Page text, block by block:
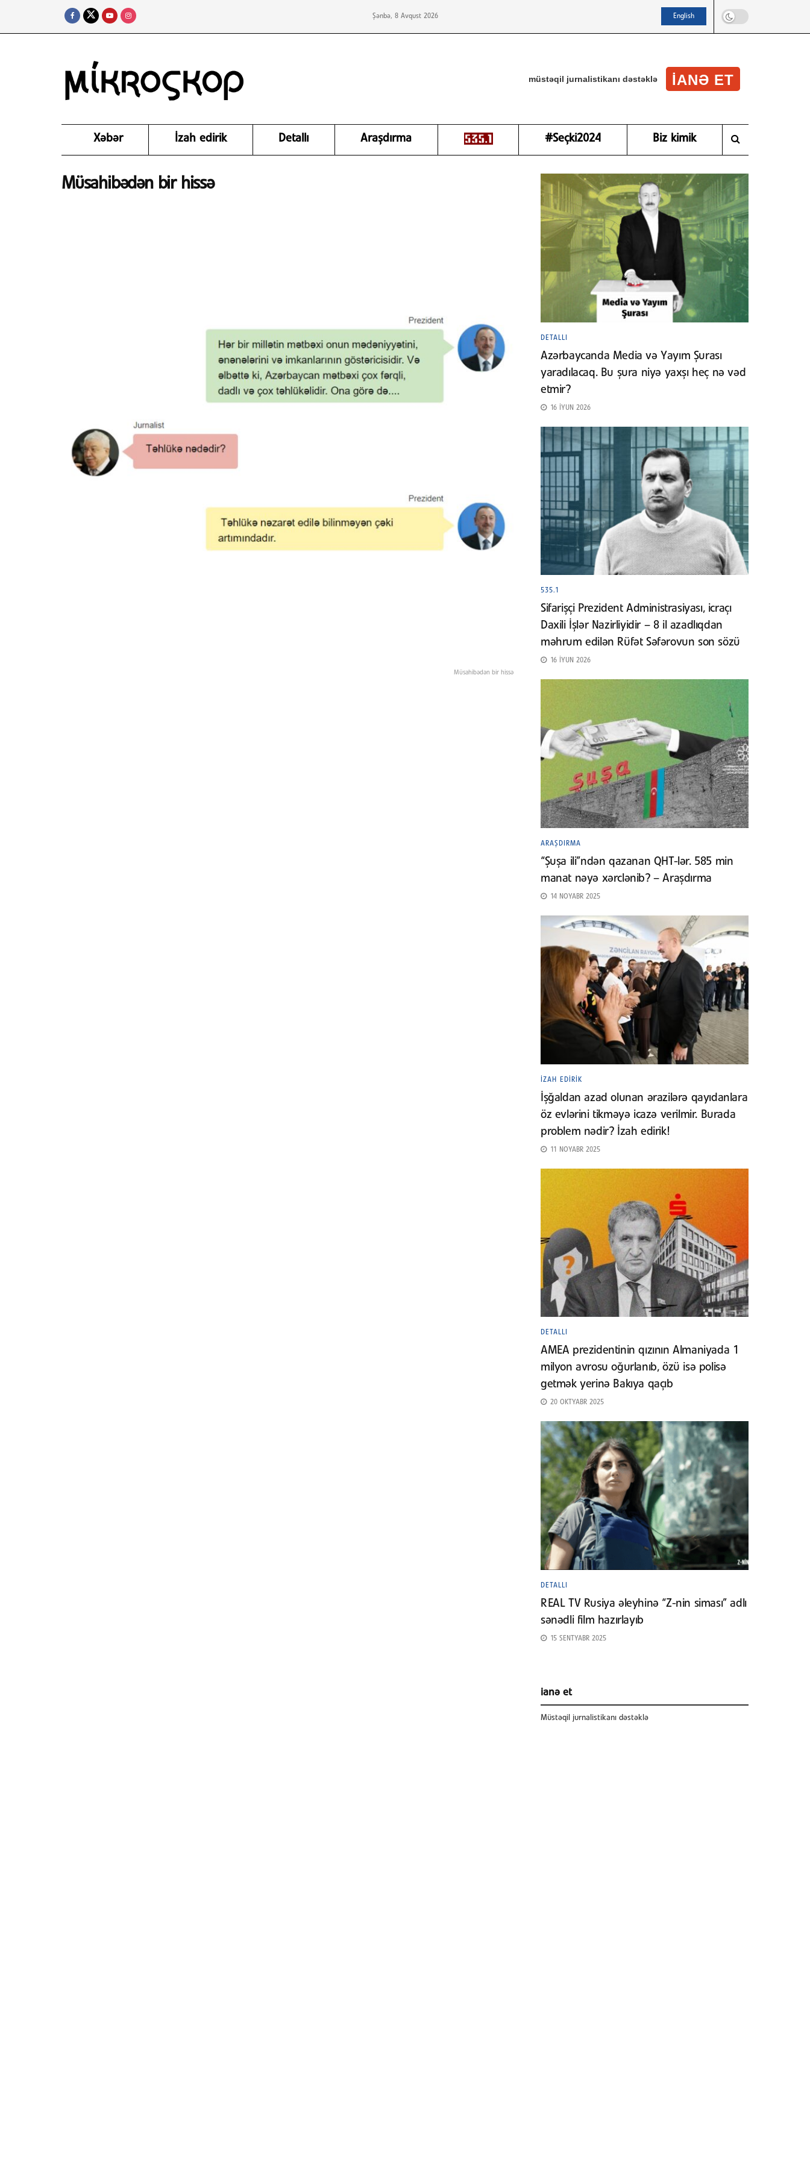
Şənbə, 8 Avqust 2026 English
müstəqil jurnalistikanı dəstəklə IANƏ ET
Xəbər İzah edirik Detallı Araşdırma #Seçki2024 Biz kimik
Müsahibədən bir hissə
Müsahibədən bir hissə
DETALLI
Azərbaycanda Media və Yayım Şurası
yaradılacaq. Bu şura niyə yaxşı heç nə vəd
etmir?
16 İYUN 2026
535.1
Sifarişçi Prezident Administrasiyası, icraçı
Daxili İşlər Nazirliyidir – 8 il azadlıqdan
məhrum edilən Rüfət Səfərovun son sözü
16 İYUN 2026
ARAŞDIRMA
“Şuşa ili”ndən qazanan QHT-lər. 585 min
manat nəyə xərclənib? – Araşdırma
14 NOYABR 2025
İZAH EDIRIK
İşğaldan azad olunan ərazilərə qayıdanlara
öz evlərini tikməyə icazə verilmir. Burada
problem nədir? İzah edirik!
11 NOYABR 2025
DETALLI
AMEA prezidentinin qızının Almaniyada 1
milyon avrosu oğurlanıb, özü isə polisə
getmək yerinə Bakıya qaçıb
20 OKTYABR 2025
DETALLI
REAL TV Rusiya əleyhinə “Z-nin siması” adlı
sənədli film hazırlayıb
15 SENTYABR 2025
ianə et
Müstəqil jurnalistikanı dəstəklə